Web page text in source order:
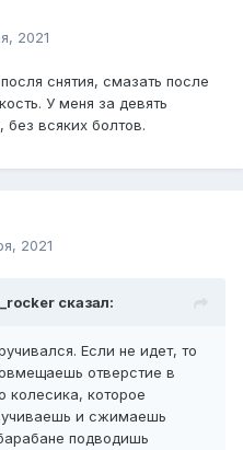
2021
снятия, смазать после
У меня за девять
всяких болтов.
2021
сказал:
Если не идет, то
отверстие в
колесика, которое
и сжимаешь
подводишь